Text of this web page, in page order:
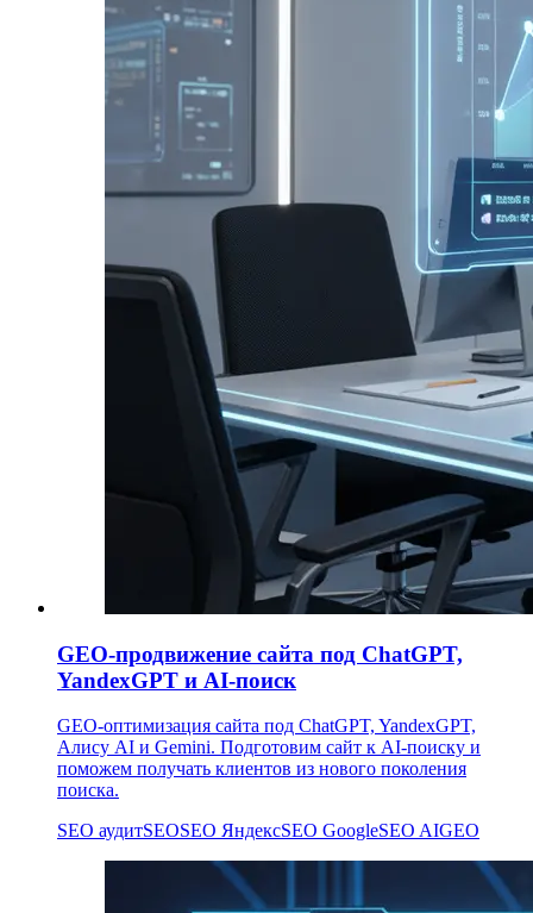
GEO-продвижение сайта под ChatGPT,
YandexGPT и AI-поиск
GEO-оптимизация сайта под ChatGPT, YandexGPT,
Алису AI и Gemini. Подготовим сайт к AI-поиску и
поможем получать клиентов из нового поколения
поиска.
SEO аудитSEOSEO ЯндексSEO GoogleSEO AIGEO